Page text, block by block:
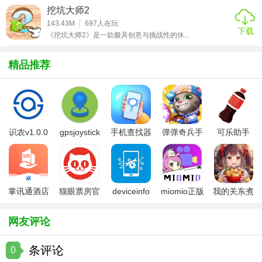
减少后续操作的复杂度。
2. 利用空白格：巧妙利用空白格作为“桥梁”，帮助其他棋子移
3. 观察全局：不要只关注当前步骤，要时刻考虑下一步甚至
【经典华容道单机免广告点评】
经典华容道免广告版以其简约而不简单的玩法，成为了考验
智力和耐心的绝佳选择。它不仅保留了传统华容道的精髓，
还通过免广告的设定提升了游戏体验，让玩家能更加专注于
解谜的乐趣之中。无论是对于初次接触的玩家还是资深策略
爱好者，这款游戏都能提供足够的挑战和成就感。
挖坑大师2
143.43M 697 人在玩
《挖坑大师2》是一款极具创意与挑战性的休...
下载
精品推荐
识农v1.0.0
gpsjoystick
手机查找器
app
弹弹奇兵手
游免费版
可乐助手
5.26版本
掌讯通酒店
猫眼票房官
deviceinfo
miomio正版
我的关东煮
网友评论
0 条评论